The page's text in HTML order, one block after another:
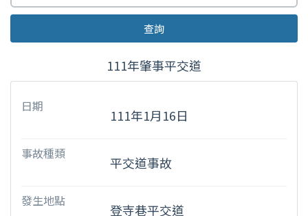
選
擇
查詢
111年肇事平交道
日期
111年1月16日
事故種類
平交道事故
發生地點
登寺巷平交道